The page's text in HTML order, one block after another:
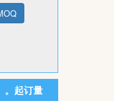
。起订量